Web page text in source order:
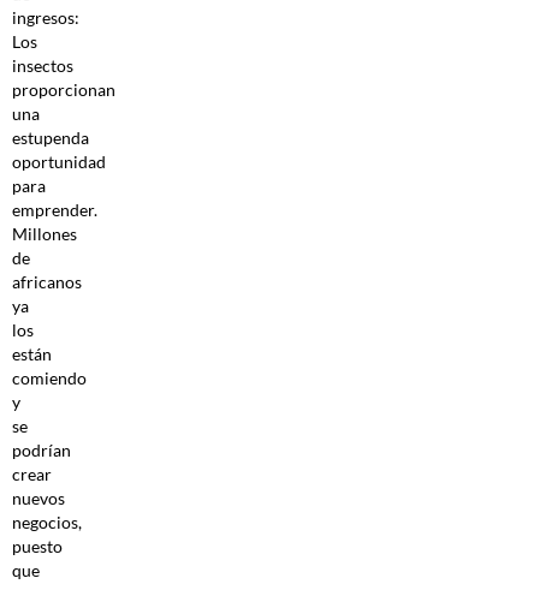
ingresos:
Los
insectos
proporcionan
una
estupenda
oportunidad
para
emprender.
Millones
de
africanos
ya
los
están
comiendo
y
se
podrían
crear
nuevos
negocios,
puesto
que